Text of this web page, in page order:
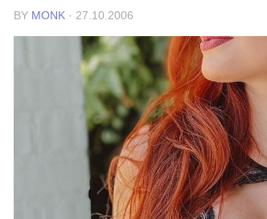
BY MONK · 27.10.2006